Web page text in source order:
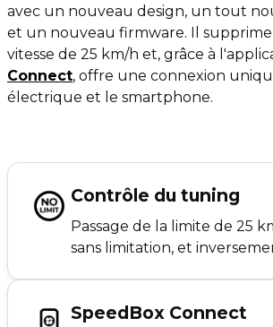
avec un nouveau design, un tout
et un nouveau firmware. Il
vitesse de 25 km/h et, grâce à
Connect, offre une connexion
électrique et le smartphone.
Contrôle du tuning
Passage de la limite de 25
sans limitation, et
SpeedBox Connect